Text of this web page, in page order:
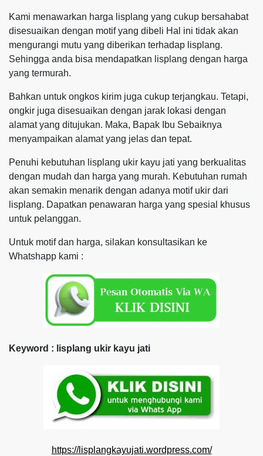
Kami menawarkan harga lisplang yang cukup bersahabat
disesuaikan dengan motif yang dibeli Hal ini tidak akan
mengurangi mutu yang diberikan terhadap lisplang.
Sehingga anda bisa mendapatkan lisplang dengan harga
yang termurah.
Bahkan untuk ongkos kirim juga cukup terjangkau. Tetapi,
ongkir juga disesuaikan dengan jarak lokasi dengan
alamat yang ditujukan. Maka, Bapak Ibu Sebaiknya
menyampaikan alamat yang jelas dan tepat.
Penuhi kebutuhan lisplang ukir kayu jati yang berkualitas
dengan mudah dan harga yang murah. Kebutuhan rumah
akan semakin menarik dengan adanya motif ukir dari
lisplang. Dapatkan penawaran harga yang spesial khusus
untuk pelanggan.
Untuk motif dan harga, silakan konsultasikan ke
Whatshapp kami :
Keyword : lisplang ukir kayu jati
https://lisplangkayujati.wordpress.com/